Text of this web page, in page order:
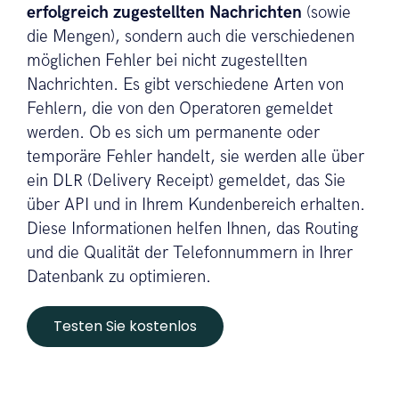
erfolgreich zugestellten Nachrichten (sowie
die Mengen), sondern auch die verschiedenen
möglichen Fehler bei nicht zugestellten
Nachrichten. Es gibt verschiedene Arten von
Fehlern, die von den Operatoren gemeldet
werden. Ob es sich um permanente oder
temporäre Fehler handelt, sie werden alle über
ein DLR (Delivery Receipt) gemeldet, das Sie
über API und in Ihrem Kundenbereich erhalten.
Diese Informationen helfen Ihnen, das Routing
und die Qualität der Telefonnummern in Ihrer
Datenbank zu optimieren.
Testen Sie kostenlos